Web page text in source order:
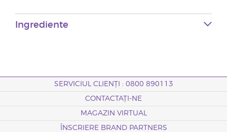
Ingrediente
SERVICIUL CLIENȚI : 0800 890113
CONTACTAȚI-NE
MAGAZIN VIRTUAL
ÎNSCRIERE BRAND PARTNERS